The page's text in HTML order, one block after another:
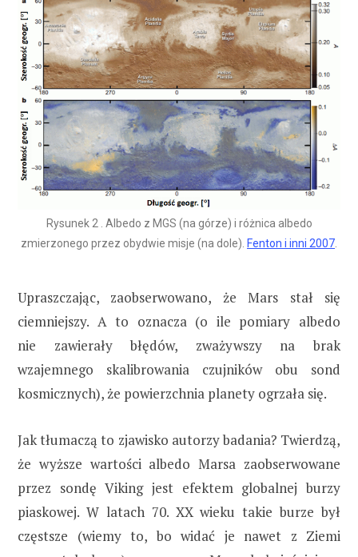
Rysunek 2 . Albedo z MGS (na górze) i różnica albedo
zmierzonego przez obydwie misje (na dole). Fenton i inni 2007.
Upraszczając, zaobserwowano, że Mars stał się
ciemniejszy. A to oznacza (o ile pomiary albedo
nie zawierały błędów, zważywszy na brak
wzajemnego skalibrowania czujników obu sond
kosmicznych), że powierzchnia planety ogrzała się.
Jak tłumaczą to zjawisko autorzy badania? Twierdzą,
że wyższe wartości albedo Marsa zaobserwowane
przez sondę Viking jest efektem globalnej burzy
piaskowej. W latach 70. XX wieku takie burze był
częstsze (wiemy to, bo widać je nawet z Ziemi